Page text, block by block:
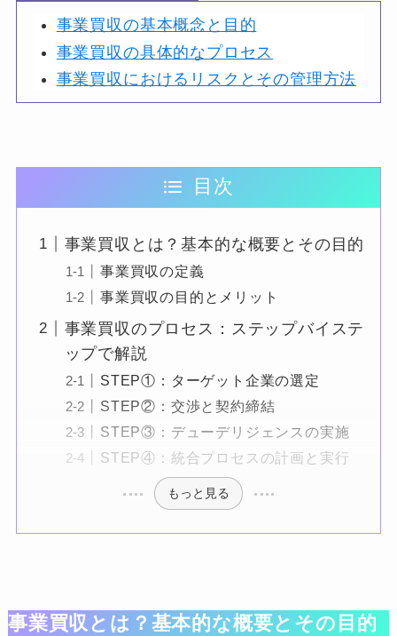
事業買収の基本概念と目的
事業買収の具体的なプロセス
事業買収におけるリスクとその管理方法
目次
事業買収とは？基本的な概要とその目的
事業買収の定義
事業買収の目的とメリット
事業買収のプロセス：ステップバイステ
ップで解説
STEP①：ターゲット企業の選定
STEP②：交渉と契約締結
STEP③：デューデリジェンスの実施
STEP④：統合プロセスの計画と実行
もっと見る
事業買収とは？基本的な概要とその目的